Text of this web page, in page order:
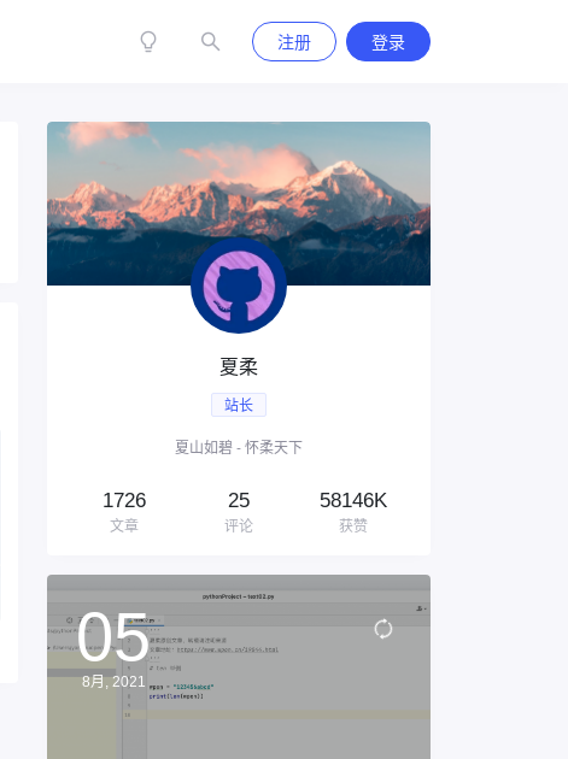
注册 登录
夏柔
站长
夏山如碧 - 怀柔天下
1726
文章
25
评论
58146K
获赞
05
8月, 2021